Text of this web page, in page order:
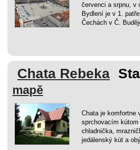
červenci a srpnu, v
Bydlení je v 1.
Čechách v Č.
Chata Rebeka
mapě
Chata je komfortne
sprchovacím
chladnička,
jedálenský kút a